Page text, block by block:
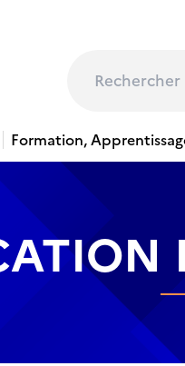
Formation,